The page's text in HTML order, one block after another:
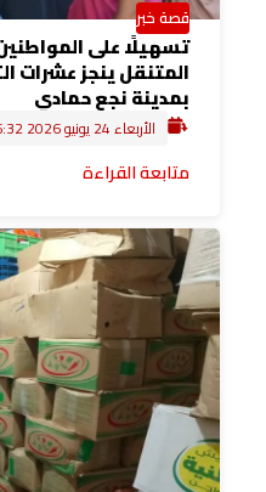
قصة خبر
تسهيلًا على
المتنقل ينجز عشرات
بمدينة نجع حمادي
الأربعاء 24 يونيو 2026 6:32 م
متابعة القراءة